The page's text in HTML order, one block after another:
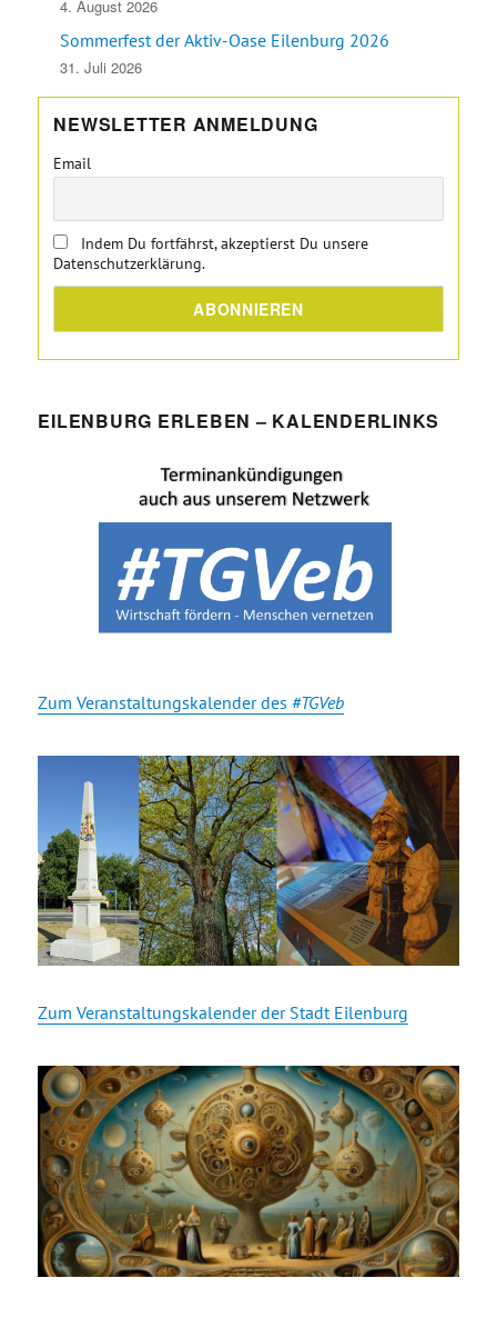
4. August 2026
Sommerfest der Aktiv-Oase Eilenburg 2026
31. Juli 2026
NEWSLETTER ANMELDUNG
Email
Indem Du fortfährst, akzeptierst Du unsere
Datenschutzerklärung.
EILENBURG ERLEBEN – KALENDERLINKS
Zum Veranstaltungskalender des #TGVeb
Zum Veranstaltungskalender der Stadt Eilenburg